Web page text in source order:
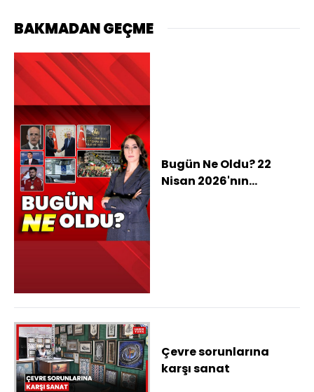
BAKMADAN GEÇME
Bugün Ne Oldu? 22
Nisan 2026'nın
Çevre sorunlarına
karşı sanat